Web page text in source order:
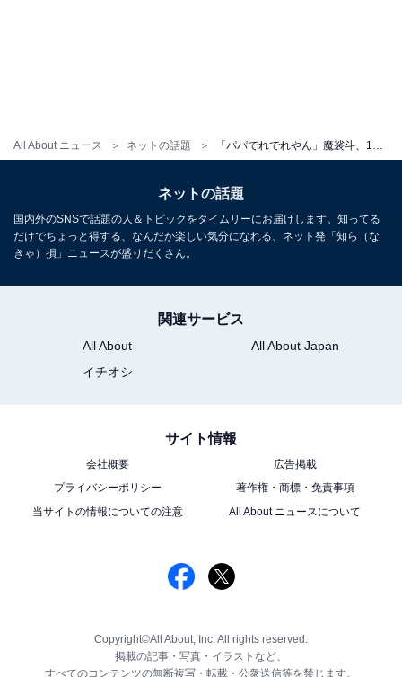
All About ニュース ネットの話題 「パパでれでれやん」魔裟斗、13歳長女との顔出しショット公開「美人さんだね」「心さんかと思いました」
ネットの話題
国内外のSNSで話題の人＆トピックをタイムリーにお届けします。知ってる
だけでちょっと得する、なんだか楽しい気分になれる、ネット発「知ら（な
きゃ）損」ニュースが盛りだくさん。
関連サービス
All About
All About Japan
イチオシ
サイト情報
会社概要
広告掲載
プライバシーポリシー
著作権・商標・免責事項
当サイトの情報についての注意
All About ニュースについて
Copyright©All About, Inc. All rights reserved.
掲載の記事・写真・イラストなど、
すべてのコンテンツの無断複写・転載・公衆送信等を禁じます。